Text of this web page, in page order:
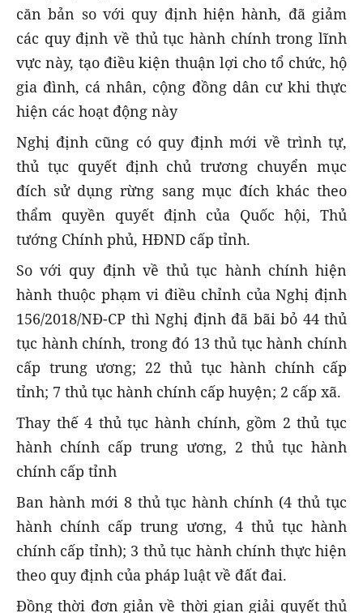
căn bản so với quy định hiện hành, đã giảm
các quy định về thủ tục hành chính trong lĩnh
vực này, tạo điều kiện thuận lợi cho tổ chức, hộ
gia đình, cá nhân, cộng đồng dân cư khi thực
hiện các hoạt động này
Nghị định cũng có quy định mới về trình tự,
thủ tục quyết định chủ trương chuyển mục
đích sử dụng rừng sang mục đích khác theo
thẩm quyền quyết định của Quốc hội, Thủ
tướng Chính phủ, HĐND cấp tỉnh.
So với quy định về thủ tục hành chính hiện
hành thuộc phạm vi điều chỉnh của Nghị định
156/2018/NĐ-CP thì Nghị định đã bãi bỏ 44 thủ
tục hành chính, trong đó 13 thủ tục hành chính
cấp trung ương; 22 thủ tục hành chính cấp
tỉnh; 7 thủ tục hành chính cấp huyện; 2 cấp xã.
Thay thế 4 thủ tục hành chính, gồm 2 thủ tục
hành chính cấp trung ương, 2 thủ tục hành
chính cấp tỉnh
Ban hành mới 8 thủ tục hành chính (4 thủ tục
hành chính cấp trung ương, 4 thủ tục hành
chính cấp tỉnh); 3 thủ tục hành chính thực hiện
theo quy định của pháp luật về đất đai.
Đồng thời đơn giản về thời gian giải quyết thủ